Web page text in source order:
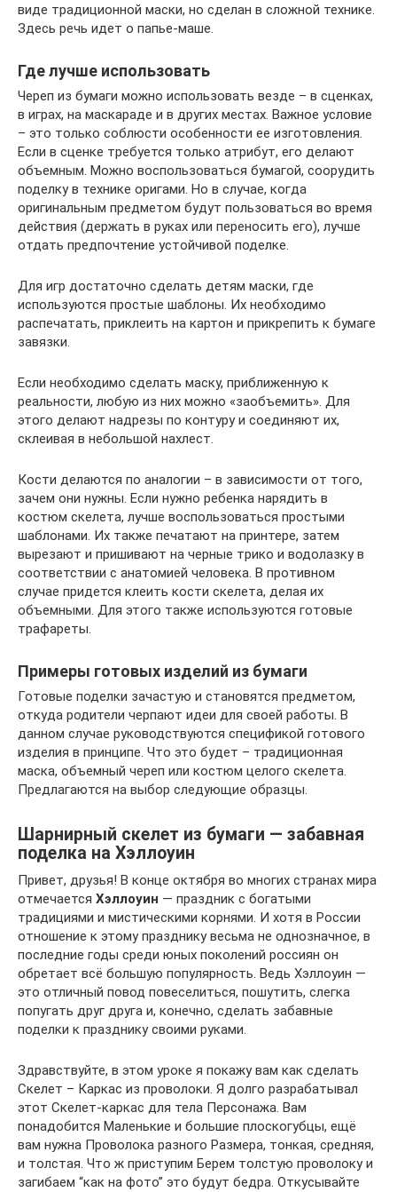
виде традиционной маски, но сделан в сложной технике.
Здесь речь идет о папье-маше.
Где лучше использовать
Череп из бумаги можно использовать везде – в сценках,
в играх, на маскараде и в других местах. Важное условие
– это только соблюсти особенности ее изготовления.
Если в сценке требуется только атрибут, его делают
объемным. Можно воспользоваться бумагой, соорудить
поделку в технике оригами. Но в случае, когда
оригинальным предметом будут пользоваться во время
действия (держать в руках или переносить его), лучше
отдать предпочтение устойчивой поделке.
Для игр достаточно сделать детям маски, где
используются простые шаблоны. Их необходимо
распечатать, приклеить на картон и прикрепить к бумаге
завязки.
Если необходимо сделать маску, приближенную к
реальности, любую из них можно «заобъемить». Для
этого делают надрезы по контуру и соединяют их,
склеивая в небольшой нахлест.
Кости делаются по аналогии – в зависимости от того,
зачем они нужны. Если нужно ребенка нарядить в
костюм скелета, лучше воспользоваться простыми
шаблонами. Их также печатают на принтере, затем
вырезают и пришивают на черные трико и водолазку в
соответствии с анатомией человека. В противном
случае придется клеить кости скелета, делая их
объемными. Для этого также используются готовые
трафареты.
Примеры готовых изделий из бумаги
Готовые поделки зачастую и становятся предметом,
откуда родители черпают идеи для своей работы. В
данном случае руководствуются спецификой готового
изделия в принципе. Что это будет – традиционная
маска, объемный череп или костюм целого скелета.
Предлагаются на выбор следующие образцы.
Шарнирный скелет из бумаги — забавная
поделка на Хэллоуин
Привет, друзья! В конце октября во многих странах мира
отмечается Хэллоуин — праздник с богатыми
традициями и мистическими корнями. И хотя в России
отношение к этому празднику весьма не однозначное, в
последние годы среди юных поколений россиян он
обретает всё большую популярность. Ведь Хэллоуин —
это отличный повод повеселиться, пошутить, слегка
попугать друг друга и, конечно, сделать забавные
поделки к празднику своими руками.
Здравствуйте, в этом уроке я покажу вам как сделать
Скелет – Каркас из проволоки. Я долго разрабатывал
этот Скелет-каркас для тела Персонажа. Вам
понадобится Маленькие и большие плоскогубцы, ещё
вам нужна Проволока разного Размера, тонкая, средняя,
и толстая. Что ж приступим Берем толстую проволоку и
загибаем “как на фото” это будут бедра. Откусывайте